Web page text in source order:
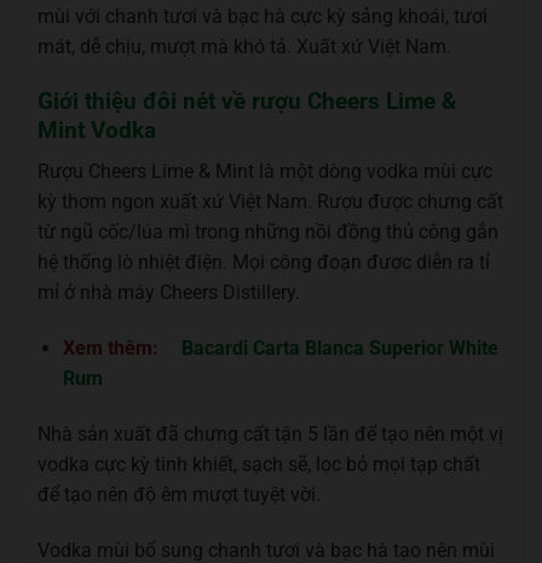
mùi với chanh tươi và bạc hà cực kỳ sảng khoái, tươi
mát, dễ chịu, mượt mà khó tả. Xuất xứ Việt Nam.
Giới thiệu đôi nét về rượu Cheers Lime &
Mint Vodka
Rượu Cheers Lime & Mint là một dòng vodka mùi cực
kỳ thơm ngon xuất xứ Việt Nam. Rượu được chưng cất
từ ngũ cốc/lúa mì trong những nồi đồng thủ công gắn
hệ thống lò nhiệt điện. Mọi công đoạn được diễn ra tỉ
mỉ ở nhà máy Cheers Distillery.
Xem thêm:
Bacardi Carta Blanca Superior White
Rum
Nhà sản xuất đã chưng cất tận 5 lần để tạo nên một vị
vodka cực kỳ tinh khiết, sạch sẽ, lọc bỏ mọi tạp chất
để tạo nên độ êm mượt tuyệt vời.
Vodka mùi bổ sung chanh tươi và bạc hà tạo nên mùi